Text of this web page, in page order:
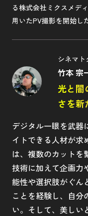
る株式会社ミクスメデ
用いたPV撮影を開始し
シネマ
竹本 宗
光と闇
さを新
デジタル一眼を武器
イトできる人材が求
は、複数のカットを
技術に加えて企画力
能性や選択肢がぐん
ことを経験し、自分
い。そして、美しい